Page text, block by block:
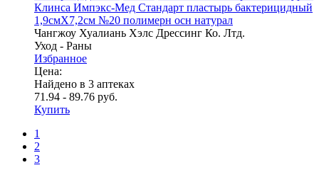
Клинса Импэкс-Мед Стандарт пластырь бактерицидный
1,9смX7,2см №20 полимерн осн натурал
Чангжоу Хуалиань Хэлс Дрессинг Ко. Лтд.
Уход - Раны
Избранное
Цена:
Найдено в 3 аптеках
71.94 - 89.76 руб.
Купить
1
2
3